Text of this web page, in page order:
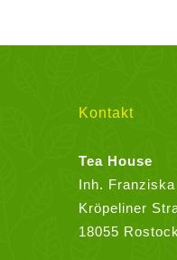
Kontakt
Tea House
Inh.
Kröpeliner
18055